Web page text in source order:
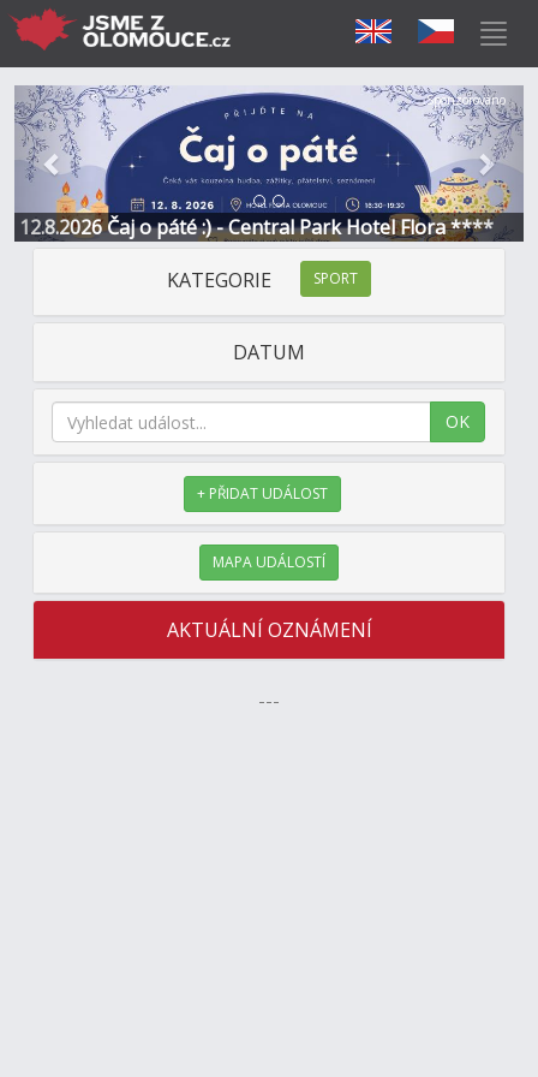
12.8.2026 Čaj o páté :) - Central Park Hotel Flora ****
Předchozí Další
Sponzorováno
KATEGORIE SPORT
DATUM
OK
+ PŘIDAT UDÁLOST
MAPA UDÁLOSTÍ
AKTUÁLNÍ OZNÁMENÍ
---